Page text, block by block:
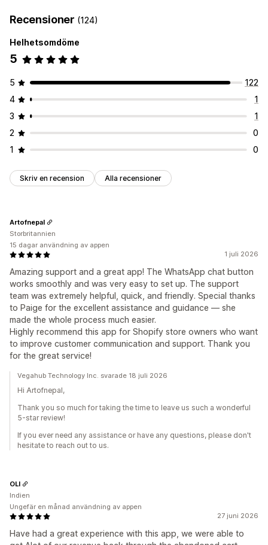
Hälsningar
Anpassning
Färg och teckensnitt Emojis och klistermärken
Välkomstmeddelanden Chattknappar
Recensioner (124)
Helhetsomdöme
5
5
122
4
1
3
1
2
0
1
0
Skriv en recension Alla recensioner
1 juli 2026
Amazing support and a great app! The WhatsApp chat button
works smoothly and was very easy to set up. The support
team was extremely helpful, quick, and friendly. Special thanks
to Paige for the excellent assistance and guidance — she
made the whole process much easier.
Highly recommend this app for Shopify store owners who want
to improve customer communication and support. Thank you
for the great service!
Artofnepal
Storbritannien
15 dagar användning av appen
Vegahub Technology Inc. svarade 18 juli 2026
Hi Artofnepal,
Thank you so much for taking the time to leave us such a wonderful
5-star review!
If you ever need any assistance or have any questions, please don't
hesitate to reach out to us.
27 juni 2026
Have had a great experience with this app, we were able to
OLI
Indien
Ungefär en månad användning av appen